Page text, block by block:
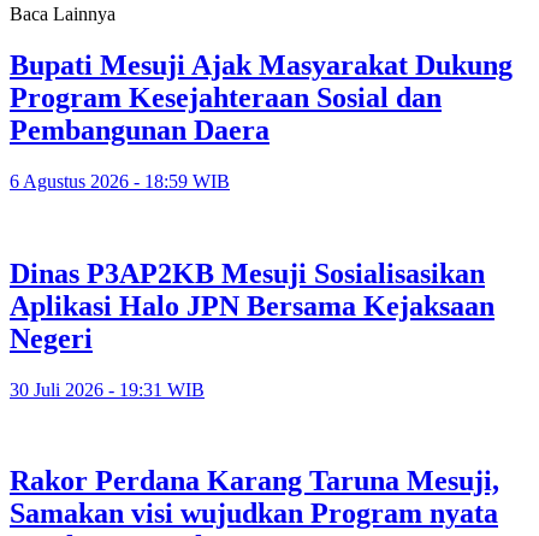
Baca Lainnya
Bupati Mesuji Ajak Masyarakat Dukung
Program Kesejahteraan Sosial dan
Pembangunan Daera
6 Agustus 2026 - 18:59 WIB
Dinas P3AP2KB Mesuji Sosialisasikan
Aplikasi Halo JPN Bersama Kejaksaan
Negeri
30 Juli 2026 - 19:31 WIB
Rakor Perdana Karang Taruna Mesuji,
Samakan visi wujudkan Program nyata